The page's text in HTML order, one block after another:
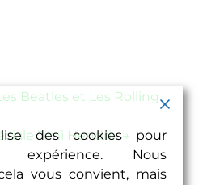
Beatles et Les Rolling
Jimi Hendrix→
des cookies pour
expérience. Nous
vous convient, mais